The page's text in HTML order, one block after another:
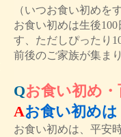
（いつお食い初めを
お食い初めは生後
す、ただしぴったり
前後のご家族が集ま
Qお食い初め
Aお食い初め
お食い初めは、平安